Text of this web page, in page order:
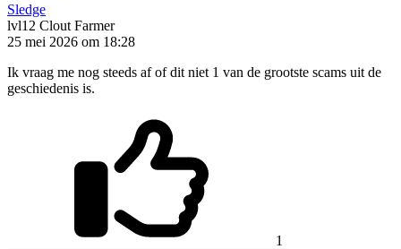
Sledge
lvl12 Clout Farmer
25 mei 2026 om 18:28
Ik vraag me nog steeds af of dit niet 1 van de grootste scams uit de
geschiedenis is.
1